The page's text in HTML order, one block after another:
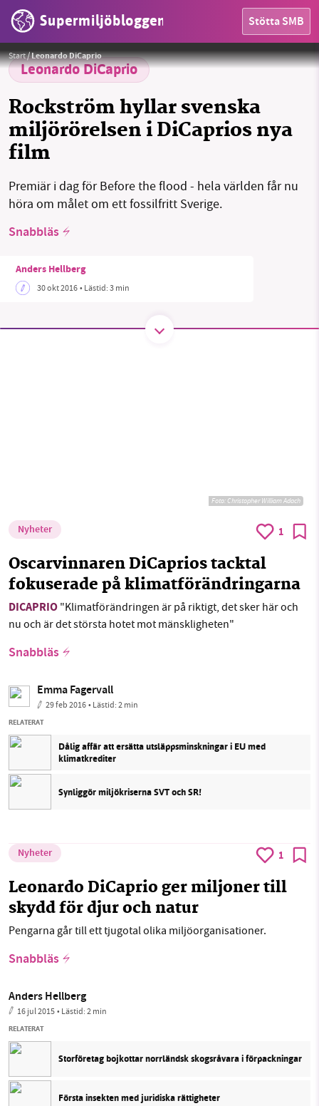
Supermiljöbloggen Stötta SMB
HEM
OMRÅDEN
Facebook
Start/Leonardo DiCaprio
Leonardo DiCaprio
Rockström hyllar svenska
miljörörelsen i DiCaprios nya
film
Premiär i dag för Before the flood - hela världen får nu
höra om målet om ett fossilfritt Sverige.
Snabbläs
Anders Hellberg
30 okt 2016• Lästid:3 min
Foto:National Geographic
Foto: Christopher William Adach
Nyheter 1
Oscarvinnaren DiCaprios tacktal
fokuserade på klimatförändringarna
DICAPRIO "Klimatförändringen är på riktigt, det sker här och
nu och är det största hotet mot mänskligheten"
Snabbläs
Emma Fagervall
29 feb 2016• Lästid:2 min
RELATERAT
Dålig affär att ersätta utsläppsminskningar i EU med
klimatkrediter
Synliggör miljökriserna SVT och SR!
Nyheter 1
Leonardo DiCaprio ger miljoner till
skydd för djur och natur
Pengarna går till ett tjugotal olika miljöorganisationer.
Snabbläs
Anders Hellberg
16 jul 2015• Lästid:2 min
RELATERAT
Storföretag bojkottar norrländsk skogsråvara i förpackningar
Första insekten med juridiska rättigheter
Stötta vårt arbete genom att swisha en slant till
Läs vad vi vill göra